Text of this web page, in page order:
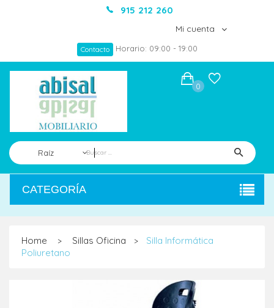
915 212 260
Mi cuenta
Contacto Horario: 09:00 - 19:00
Raíz
0
CATEGORÍA
Home > Sillas Oficina >
Silla Informática
Poliuretano